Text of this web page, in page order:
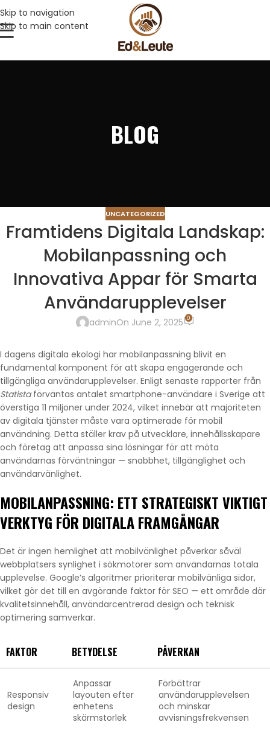
Skip to navigation
Skip to main content
BLOG
UNCATEGORIZED
Framtidens Digitala Landskap:
Mobilanpassning och
Innovativa Appar för Smarta
Användarupplevelser
adminOn June 2, 2025 0
I dagens digitala ekologi har mobilanpassning blivit en
fundamental komponent för att skapa engagerande och
tillgängliga användarupplevelser. Enligt senaste rapporter från
Statistaförväntas antalet smartphone-användare i Sverige att
överstiga 11 miljoner under 2024, vilket innebär att majoriteten
av digitala tjänster måste vara optimerade för mobil
användning. Detta ställer krav på utvecklare, innehållsskapare
och företag att anpassa sina lösningar för att möta
användarnas förväntningar — snabbhet, tillgänglighet och
användarvänlighet.
MOBILANPASSNING: ETT STRATEGISKT VIKTIGT
VERKTYG FÖR DIGITALA FRAMGÅNGAR
Det är ingen hemlighet att mobilvänlighet påverkar såväl
webbplatsers synlighet i sökmotorer som användarnas totala
upplevelse. Google’s algoritmer prioriterar mobilvänliga sidor,
vilket gör det till en avgörande faktor för SEO — ett område där
kvalitetsinnehåll, användarcentrerad design och teknisk
optimering samverkar.
FAKTOR BETYDELSE PÅVERKAN
Responsiv
design
Anpassar
layouten efter
enhetens
skärmstorlek
Förbättrar
användarupplevelsen
och minskar
avvisningsfrekvensen